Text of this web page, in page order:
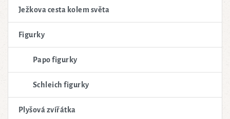
Ježkova cesta kolem světa
Figurky
Papo figurky
Schleich figurky
Plyšová zvířátka